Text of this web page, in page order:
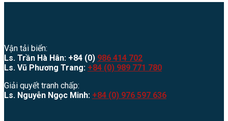
Vận tải biển:
Ls. Trần Hà Hân: +84 (0) 986 414 702
Ls. Vũ Phương Trang: +84 (0) 989 771 780
Giải quyết tranh chấp:
Ls. Nguyễn Ngọc Minh: +84 (0) 976 597 636